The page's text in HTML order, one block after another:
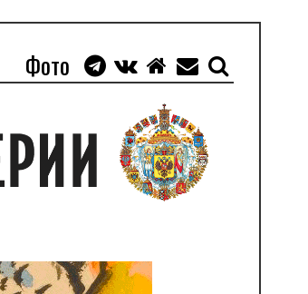
Фото